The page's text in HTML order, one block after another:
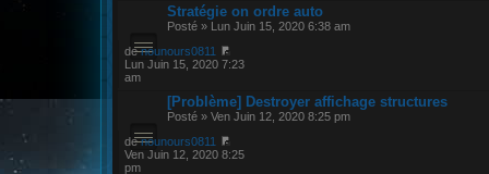
Stratégie on ordre auto
Posté » Lun Juin 15, 2020 6:38 am
denounours0811
Lun Juin 15, 2020 7:23
am
[Problème] Destroyer affichage structures
Posté » Ven Juin 12, 2020 8:25 pm
denounours0811
Ven Juin 12, 2020 8:25
pm